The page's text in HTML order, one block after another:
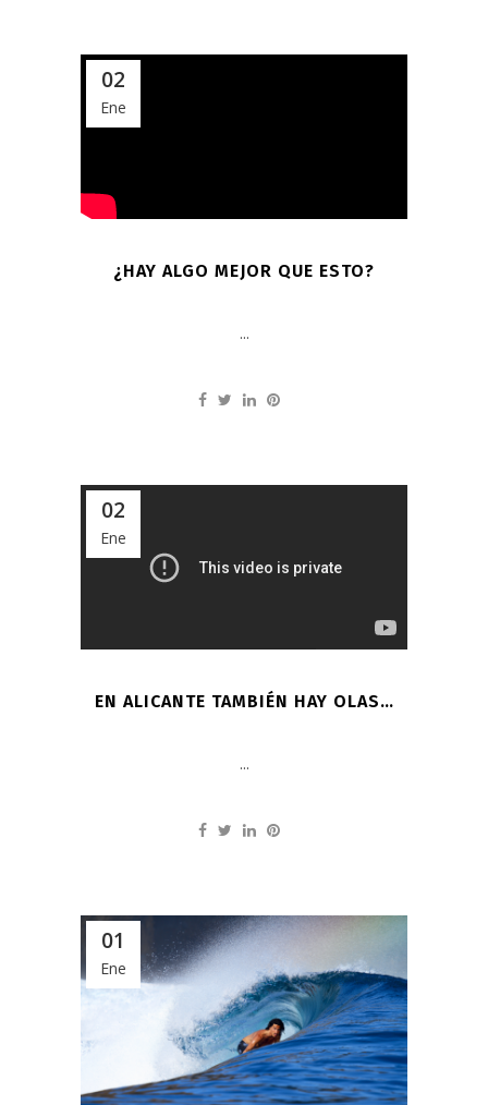
02
Ene
¿HAY ALGO MEJOR QUE ESTO?
...
02
Ene
EN ALICANTE TAMBIÉN HAY OLAS…
...
01
Ene